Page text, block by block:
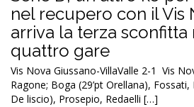
nel recupero con il Vis
arriva la terza
quattro gare
Vis Nova Giussano-VillaValle 2-1 Vis
Ragone; Boga (29’pt Orellana), Fossati,
De liscio), Prosepio, Redaelli […]